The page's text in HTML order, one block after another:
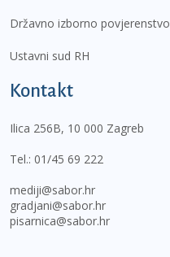
Državno izborno povjerenstvo
Ustavni sud RH
Kontakt
Ilica 256B, 10 000 Zagreb
Tel.: 01/45 69 222
mediji@sabor.hr
gradjani@sabor.hr
pisarnica@sabor.hr